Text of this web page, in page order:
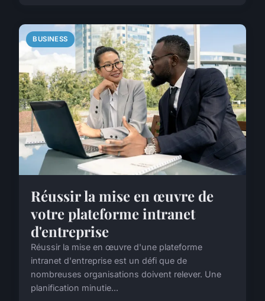
BUSINESS
Réussir la mise en œuvre de
votre plateforme intranet
d'entreprise
Réussir la mise en œuvre d'une plateforme
intranet d'entreprise est un défi que de
nombreuses organisations doivent relever. Une
planification minutie...